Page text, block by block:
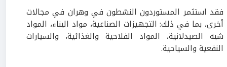
فقد استثمر المستوردون النشطون في وهران في مجالات
أخرى، بما في ذلك: التجهيزات الصناعية، مواد البناء، المواد
شبه الصيدلانية، المواد الفلاحية والغذائية، والسيارات
النفعية والسياحية.